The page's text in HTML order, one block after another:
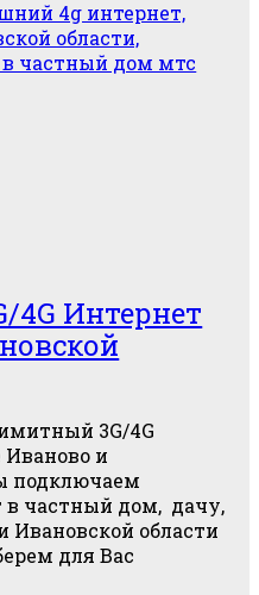
Интернет
3G/4G
Иваново и
подключаем
частный дом, дачу,
Ивановской области
для Вас